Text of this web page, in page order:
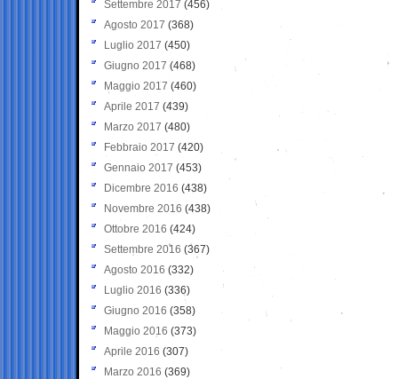
Settembre 2017 (456)
Agosto 2017 (368)
Luglio 2017 (450)
Giugno 2017 (468)
Maggio 2017 (460)
Aprile 2017 (439)
Marzo 2017 (480)
Febbraio 2017 (420)
Gennaio 2017 (453)
Dicembre 2016 (438)
Novembre 2016 (438)
Ottobre 2016 (424)
Settembre 2016 (367)
Agosto 2016 (332)
Luglio 2016 (336)
Giugno 2016 (358)
Maggio 2016 (373)
Aprile 2016 (307)
Marzo 2016 (369)